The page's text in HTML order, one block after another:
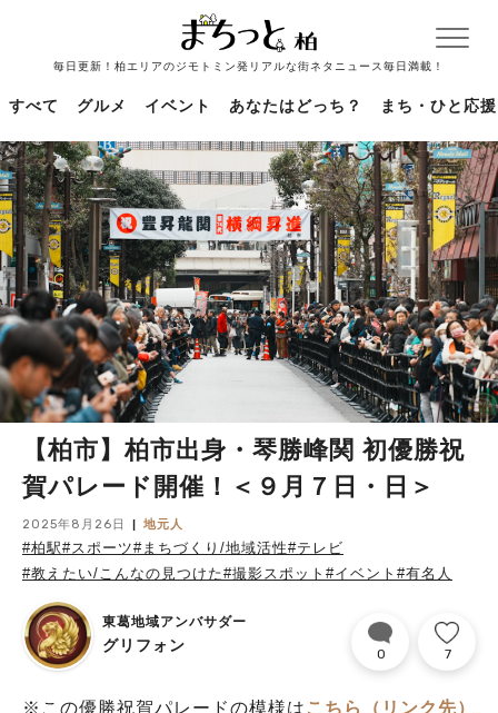
毎日更新！柏エリアのジモトミン発リアルな街ネタニュース毎日満載！
すべて グルメ イベント あなたはどっち？ まち・ひと応援
【柏市】柏市出身・琴勝峰関 初優勝祝
賀パレード開催！＜９月７日・日＞
2025年8月26日 地元人
#柏駅#スポーツ#まちづくり/地域活性#テレビ
#教えたい/こんなの見つけた#撮影スポット #イベント #有名人
東葛地域アンバサダー
グリフォン 0 7
※この優勝祝賀パレードの模様は こちら（リンク先）